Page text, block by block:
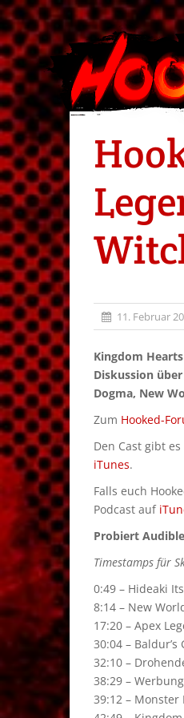
11. Februar
Kingdom
Diskussion
Dogma, New
Zum Hooked-
Den Cast gibt
iTunes.
Falls euch
Podcast auf
Probiert
Timestamps für
0:49 – Hideaki
8:14 – New
17:20 – Apex
30:04 –
32:10 –
38:29 –
39:12 – Monster